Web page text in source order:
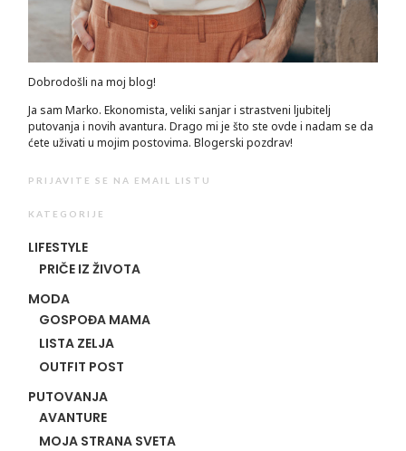
Dobrodošli na moj blog!
Ja sam Marko. Ekonomista, veliki sanjar i strastveni ljubitelj
putovanja i novih avantura. Drago mi je što ste ovde i nadam se da
ćete uživati u mojim postovima. Blogerski pozdrav!
PRIJAVITE SE NA EMAIL LISTU
KATEGORIJE
LIFESTYLE
PRIČE IZ ŽIVOTA
MODA
GOSPOĐA MAMA
LISTA ZELJA
OUTFIT POST
PUTOVANJA
AVANTURE
MOJA STRANA SVETA